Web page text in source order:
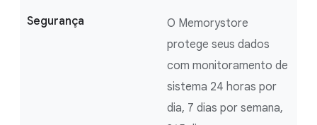
Segurança
O Memorystore
protege seus dados
com monitoramento de
sistema 24 horas por
dia, 7 dias por semana,